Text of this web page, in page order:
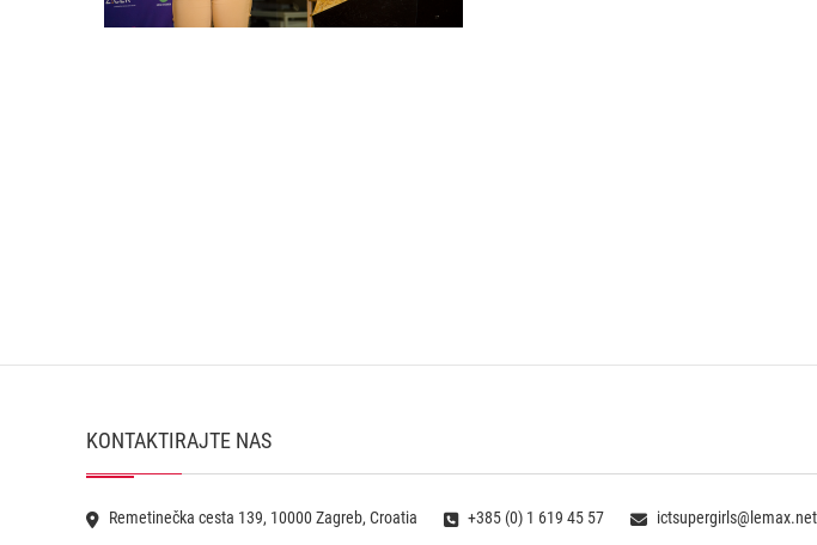
KONTAKTIRAJTE NAS
Remetinečka cesta 139, 10000 Zagreb, Croatia +385 (0) 1 619 45 57 ictsupergirls@lemax.net